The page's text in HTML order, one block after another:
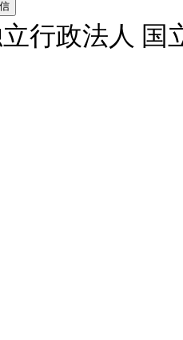
行政法人 国